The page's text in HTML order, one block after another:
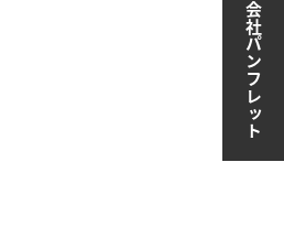
会社パンフレット